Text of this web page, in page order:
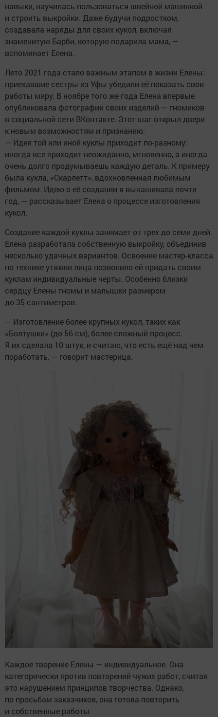
навыки, научилась пользоваться швейной машинкой
и строить выкройки. Даже будучи подростком,
создавала наряды для своих кукол, включая
знаменитую Барби, которую подарила мама, —
вспоминает Елена.
Лето 2021 года стало важным этапом в жизни Елены:
приехавшие сестры из Уфы убедили её показать свои
работы миру. В ноябре того же года Елена впервые
опубликовала фотографии своих изделий — гномиков
в социальной сети ВКонтакте. Этот шаг открыл двери
к новым возможностям и признанию.
— Идея той или иной куклы приходит по-разному:
иногда все приходит неожиданно, мгновенно, а иногда
очень долго продумываешь каждую деталь. К примеру
была кукла, «Скарлетт», вдохновленная любимым
фильмом. Идею о её создании я вынашивала почти
год, — рассказывает Елена о процессе изготовления
кукол.
Создание каждой куклы занимает от трех до семи дней.
Елена разработала собственную выкройку, объединив
несколько удачных вариантов. Освоение мастер-класса
по технике утяжки лица позволило ей придать своим
куклам индивидуальные черты. Особенно близки
сердцу Елены гномы и малышки размером
до 35 сантиметров.
— Изготовление более крупных кукол, таких как
«Болтушки» (до 56 см), более сложный процесс.
Я их сделала 10 штук, и считаю, что есть ещё над чем
поработать, — говорит мастерица.
Каждое творение Елены — индивидуальное. Она
категорически против повторений чужих работ, считая
это нарушением принципов творчества. Однако,
по просьбам заказчиков, она готова повторить
и собственные работы.